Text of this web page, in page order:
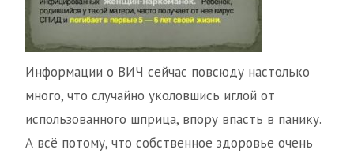
Информации о ВИЧ сейчас повсюду настолько
много, что случайно уколовшись иглой от
использованного шприца, впору впасть в панику.
А всё потому, что собственное здоровье очень